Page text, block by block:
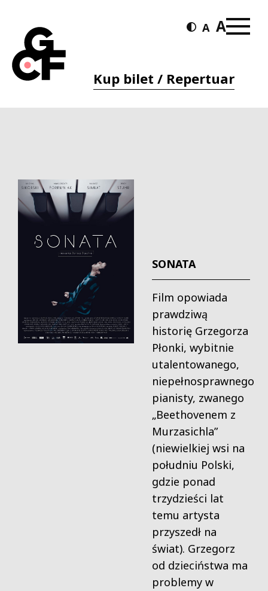
Kup bilet / Repertuar
SONATA
Film opowiada
prawdziwą
historię Grzegorza
Płonki, wybitnie
utalentowanego,
niepełnosprawnego
pianisty, zwanego
„Beethovenem z
Murzasichla”
(niewielkiej wsi na
południu Polski,
gdzie ponad
trzydzieści lat
temu artysta
przyszedł na
świat). Grzegorz
od dzieciństwa ma
problemy w